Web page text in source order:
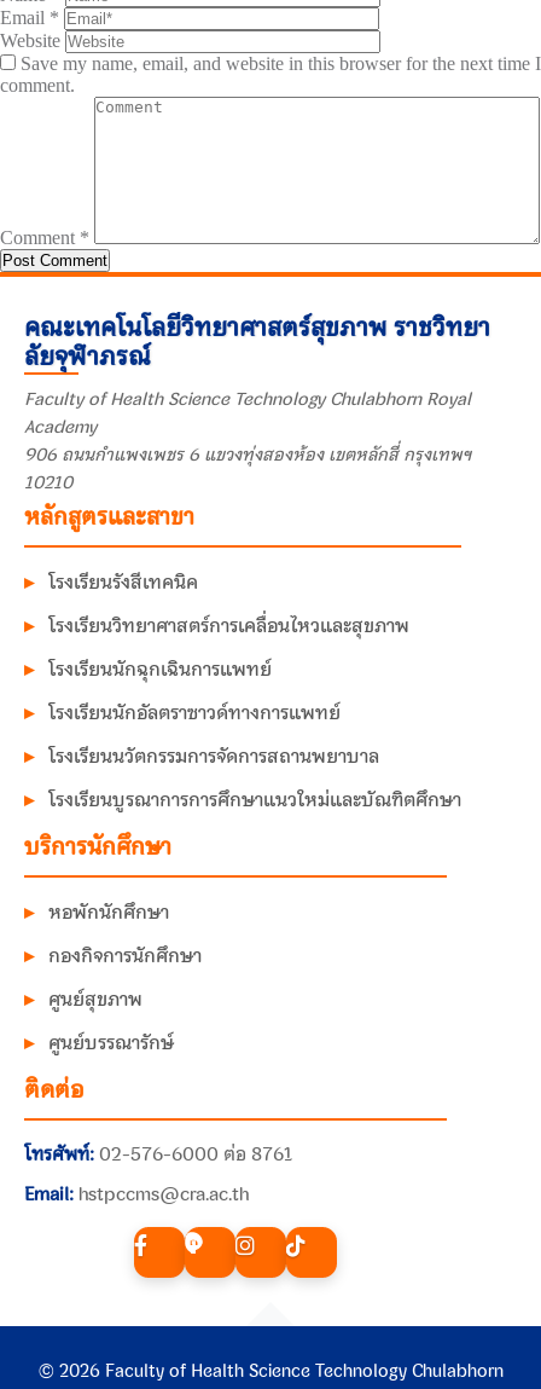
Email *
Website
Save my name, email, and website in this browser for the next time I
comment.
Comment *
คณะเทคโนโลยีวิทยาศาสตร์สุขภาพ ราชวิทยา
ลัยจุฬาภรณ์
Faculty of Health Science Technology Chulabhorn Royal
Academy
906 ถนนกำแพงเพชร 6 แขวงทุ่งสองห้อง เขตหลักสี่ กรุงเทพฯ
10210
หลักสูตรและสาขา
โรงเรียนรังสีเทคนิค
โรงเรียนวิทยาศาสตร์การเคลื่อนไหวและสุขภาพ
โรงเรียนนักฉุกเฉินการแพทย์
โรงเรียนนักอัลตราซาวด์ทางการแพทย์
โรงเรียนนวัตกรรมการจัดการสถานพยาบาล
โรงเรียนบูรณาการการศึกษาแนวใหม่และบัณฑิตศึกษา
บริการนักศึกษา
หอพักนักศึกษา
กองกิจการนักศึกษา
ศูนย์สุขภาพ
ศูนย์บรรณารักษ์
ติดต่อ
โทรศัพท์:02-576-6000 ต่อ 8761
Email: hstpccms@cra.ac.th
© 2026 Faculty of Health Science Technology Chulabhorn